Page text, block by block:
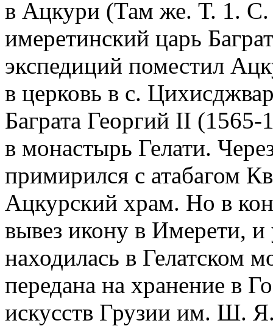
в Ацкури (Там же. Т. 1. С.
имеретинский царь
экспедиций поместил
в церковь в с.
Баграта Георгий II
в монастырь Гелати.
примирился с атабагом
Ацкурский храм. Но в
вывез икону в Имерети,
находилась в Гелатском
передана на хранение в
искусств Грузии им. Ш.